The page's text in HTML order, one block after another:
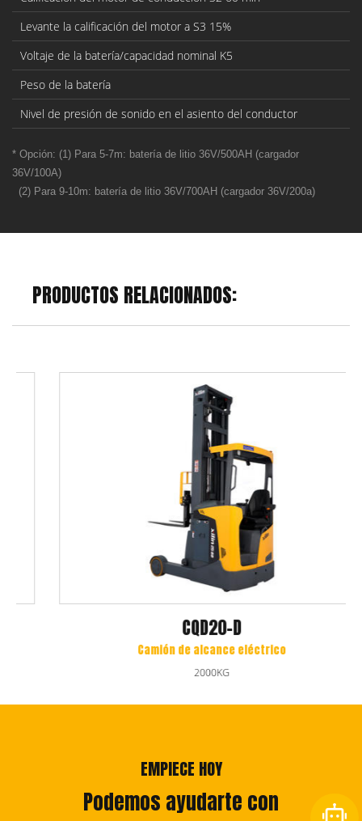
Levante la calificación del motor a S3 15%
Voltaje de la batería/capacidad nominal K5
Peso de la batería
Nivel de presión de sonido en el asiento del conductor
* Opción: (1) Para 5-7m: batería de litio 36V/500AH (cargador
36V/100A)
(2) Para 9-10m: batería de litio 36V/700AH (cargador 36V/200a)
PRODUCTOS RELACIONADOS:
CQD20-D
Camión de alcance eléctrico
2000KG
EMPIECE HOY
Podemos ayudarte con